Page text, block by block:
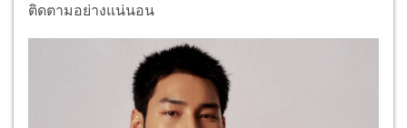
ติดตามอย่างแน่นอน